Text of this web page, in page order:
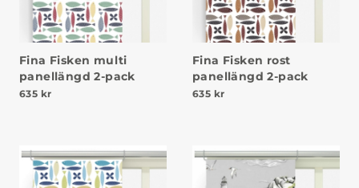
Fina Fisken multi
panellängd 2-pack
635 kr
Fina Fisken rost
panellängd 2-pack
635 kr